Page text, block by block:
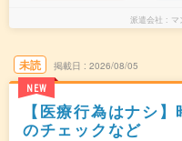
派遣会社 マ
未読
NEW
掲載日 2026/08/05
【医療行為はナシ
のチェックなど